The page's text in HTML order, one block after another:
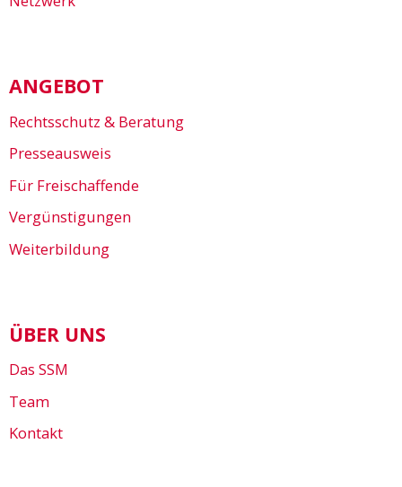
ANGEBOT
Rechtsschutz & Beratung
Presseausweis
Für Freischaffende
Vergünstigungen
Weiterbildung
ÜBER UNS
Das SSM
Team
Kontakt